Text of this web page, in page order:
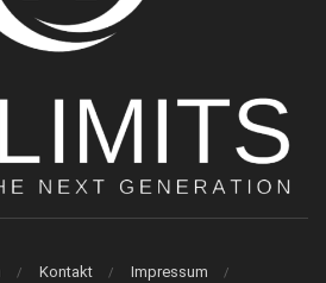
Kontakt
Impressum